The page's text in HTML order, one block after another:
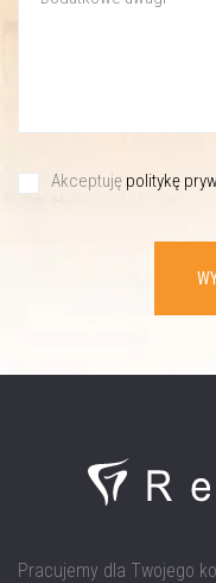
Akceptuję politykę
Pracujemy dla Twojego